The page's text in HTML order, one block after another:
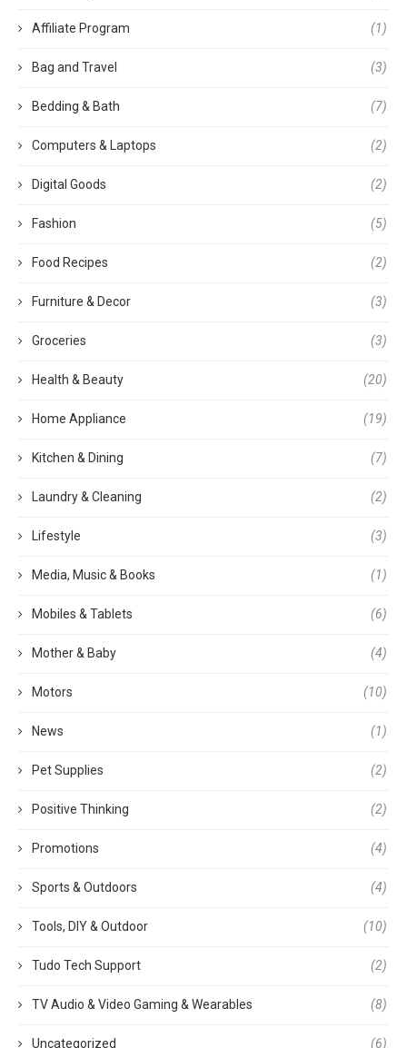
Affiliate Program (1)
Bag and Travel (3)
Bedding & Bath (7)
Computers & Laptops (2)
Digital Goods (2)
Fashion (5)
Food Recipes (2)
Furniture & Decor (3)
Groceries (3)
Health & Beauty (20)
Home Appliance (19)
Kitchen & Dining (7)
Laundry & Cleaning (2)
Lifestyle (3)
Media, Music & Books (1)
Mobiles & Tablets (6)
Mother & Baby (4)
Motors (10)
News (1)
Pet Supplies (2)
Positive Thinking (2)
Promotions (4)
Sports & Outdoors (4)
Tools, DIY & Outdoor (10)
Tudo Tech Support (2)
TV Audio & Video Gaming & Wearables (8)
Uncategorized (6)